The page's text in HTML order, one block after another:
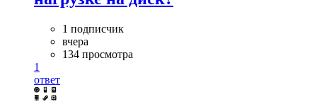
1 подписчик
вчера
134 просмотра
1
ответ